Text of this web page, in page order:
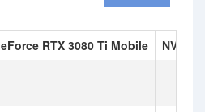
RTX 3080 Ti Mobile